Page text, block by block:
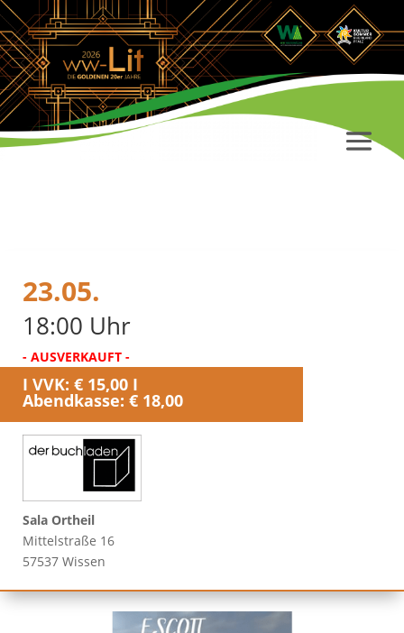
23.05.
18:00 Uhr
- AUSVERKAUFT -
I VVK: € 15,00 I
Abendkasse: € 18,00
Sala Ortheil
Mittelstraße 16
57537 Wissen